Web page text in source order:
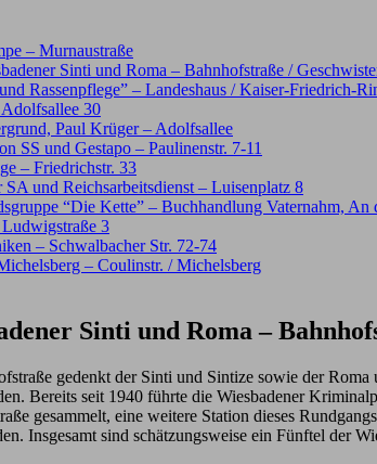
– Murnaustraße
Sinti und Roma – Bahnhofstraße /
Rassenpflege” – Landeshaus / Kaiser-Friedrich-
Adolfsallee 30
Paul Krüger – Adolfsallee
SS und Gestapo – Paulinenstr. 7-11
– Friedrichstr. 33
SA und Reichsarbeitsdienst – Luisenplatz 8
“Die Kette” – Buchhandlung Vaternahm, An
Ludwigstraße 3
– Schwalbacher Str. 72-74
– Coulinstr. / Michelsberg
Sinti und Roma –
gedenkt der Sinti und Sintize sowie der
Bereits seit 1940 führte die Wiesbadener
gesammelt, eine weitere Station dieses
Insgesamt sind schätzungsweise ein Fünftel der